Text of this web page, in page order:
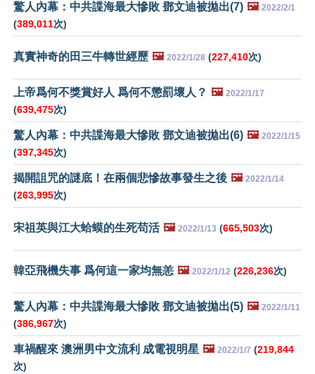
驚人內幕：中共諜海最大慘敗 鄧文迪被拋出(7) 🖼️ 2022/2/1
(389,011次)
真實神奇的田三牛轉世經歷 🖼️ 2022/1/28 (227,410次)
上帝爲何不獎賞好人 爲何不懲罰壞人？ 🖼️ 2022/1/17
(639,475次)
驚人內幕：中共諜海最大慘敗 鄧文迪被拋出(6) 🖼️ 2022/1/15
(397,345次)
揭開詛咒的謎底！在兩個悲慘故事發生之後 🖼️ 2022/1/14
(263,995次)
宋祖英與江大蛤蟆的生死苟活 🖼️ 2022/1/13 (665,503次)
韓亞飛機失事 爲何這一家均無恙 🖼️ 2022/1/12 (226,236次)
驚人內幕：中共諜海最大慘敗 鄧文迪被拋出(5) 🖼️ 2022/1/11
(386,967次)
車禍醒來 澳洲男中文流利 成電視明星 🖼️ 2022/1/7 (219,844
次)